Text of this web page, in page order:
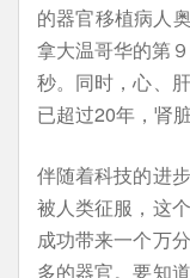
的器官移植病人
拿大温哥华的第
秒。同时，心、
已超过20年，肾
伴随着科技的进
被人类征服，这
成功带来一个万
多的器官。要知